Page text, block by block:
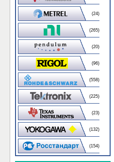
(24)
(265)
(20)
(96)
(558)
(225)
(23)
(132)
(154)